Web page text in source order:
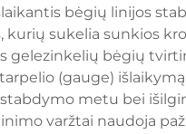
bėgių linijos
sukelia sunkios
gelezinkelių bėgių
(gauge)
metu bei
varžtai naudoja